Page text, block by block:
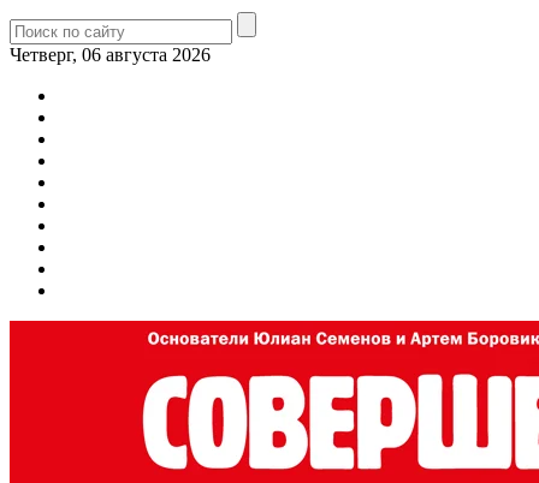
Четверг, 06 августа 2026